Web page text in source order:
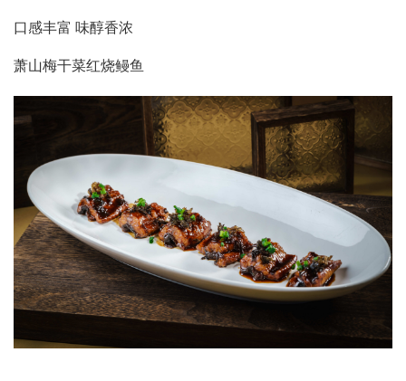
口感丰富 味醇香浓
萧山梅干菜红烧鳗鱼